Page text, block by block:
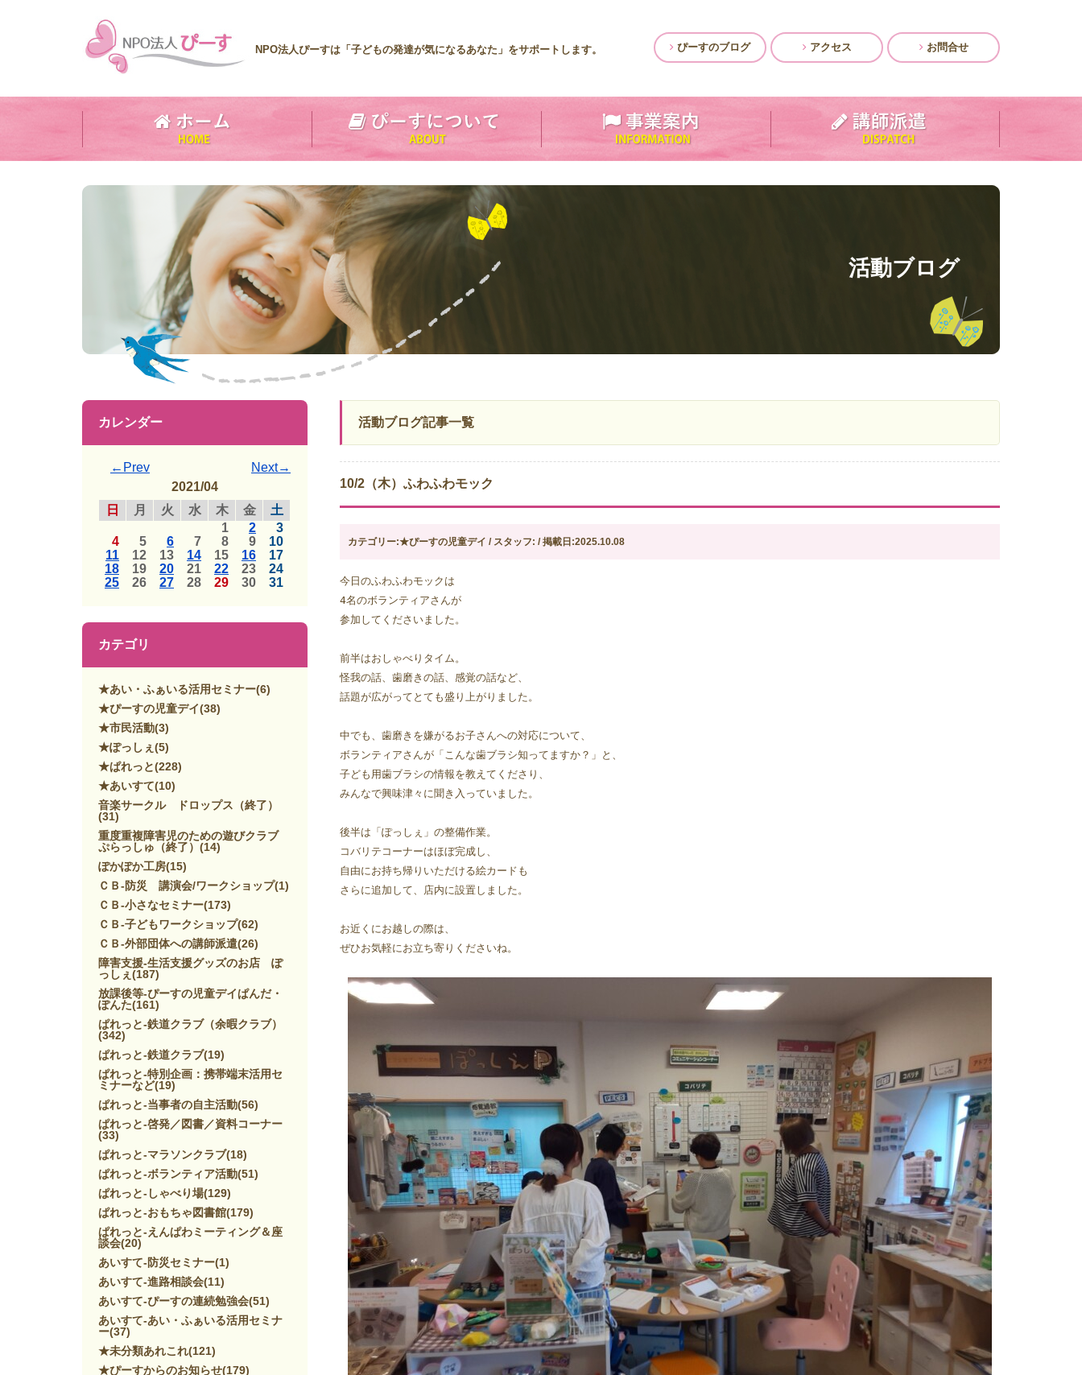
NPO法人ぴーすは「子どもの発達が気になるあなた」をサポートします。 ぴーすのブログ アクセス お問合せ
活動ブログ
活動ブログ記事一覧
10/2（木）ふわふわモック
カテゴリー:★ぴーすの児童デイ / スタッフ: / 掲載日:2025.10.08
今日のふわふわモックは
4名のボランティアさんが
参加してくださいました。
前半はおしゃべりタイム。
怪我の話、歯磨きの話、感覚の話など、
話題が広がってとても盛り上がりました。
中でも、歯磨きを嫌がるお子さんへの対応について、
ボランティアさんが「こんな歯ブラシ知ってますか？」と、
子ども用歯ブラシの情報を教えてくださり、
みんなで興味津々に聞き入っていました。
後半は「ぽっしぇ」の整備作業。
コバリテコーナーはほぼ完成し、
自由にお持ち帰りいただける絵カードも
さらに追加して、店内に設置しました。
お近くにお越しの際は、
ぜひお気軽にお立ち寄りくださいね。
カレンダー
←Prev
Next→
2021/04
日
月 火 水 木 金
土
1
2
3
4
5 6 7 8 9
10
11
12 13 14 15 16
17
18
19 20 21 22 23
24
25
26 27 28 29 30 31
カテゴリ
★あい・ふぁいる活用セミナー(6)
★ぴーすの児童デイ(38)
★市民活動(3)
★ぽっしぇ (5)
★ぱれっと(228)
★あいすて(10)
音楽サークル ドロップス（終了）
(31)
重度重複障害児のための遊びクラブ
ぷらっしゅ（終了） (14)
ぽかぽか工房(15)
ＣＢ-防災 講演会/ワークショップ(1)
ＣＢ-小さなセミナー(173)
ＣＢ-子どもワークショップ(62)
ＣＢ-外部団体への講師派遣(26)
障害支援-生活支援グッズのお店 ぽ
っしぇ (187)
放課後等-ぴーすの児童デイぱんだ・
ぽんた(161)
ぱれっと-鉄道クラブ（余暇クラブ）
(342)
ぱれっと-鉄道クラブ(19)
ぱれっと-特別企画：携帯端末活用セ
ミナーなど(19)
ぱれっと-当事者の自主活動(56)
ぱれっと-啓発／図書／資料コーナー
(33)
ぱれっと-マラソンクラブ(18)
ぱれっと-ボランティア活動(51)
ぱれっと-しゃべり場(129)
ぱれっと-おもちゃ図書館(179)
ぱれっと-えんぱわミーティング＆座
談会(20)
あいすて-防災セミナー(1)
あいすて-進路相談会(11)
あいすて-ぴーすの連続勉強会(51)
あいすて-あい・ふぁいる活用セミナ
ー(37)
★未分類あれこれ(121)
★ぴーすからのお知らせ(179)